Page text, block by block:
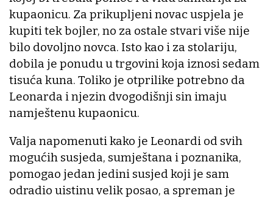
kupaonicu. Za prikupljeni novac uspjela je
kupiti tek bojler, no za ostale stvari više nije
bilo dovoljno novca. Isto kao i za stolariju,
dobila je ponudu u trgovini koja iznosi sedam
tisuća kuna. Toliko je otprilike potrebno da
Leonarda i njezin dvogodišnji sin imaju
namještenu kupaonicu.
Valja napomenuti kako je Leonardi od svih
mogućih susjeda, sumještana i poznanika,
pomogao jedan jedini susjed koji je sam
odradio uistinu velik posao, a spreman je